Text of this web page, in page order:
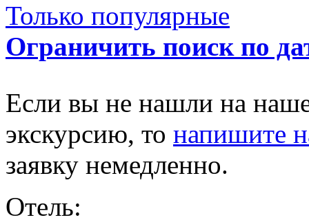
Только популярные
Ограничить поиск по
Если вы не нашли на
экскурсию, то напишите
заявку немедленно.
Отель: